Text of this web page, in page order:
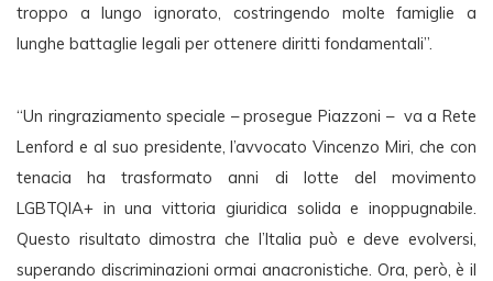
troppo a lungo ignorato, costringendo molte famiglie a
lunghe battaglie legali per ottenere diritti fondamentali”.
“Un ringraziamento speciale – prosegue Piazzoni –  va a Rete
Lenford e al suo presidente, l’avvocato Vincenzo Miri, che con
tenacia ha trasformato anni di lotte del movimento
LGBTQIA+ in una vittoria giuridica solida e inoppugnabile.
Questo risultato dimostra che l’Italia può e deve evolversi,
superando discriminazioni ormai anacronistiche. Ora, però, è il